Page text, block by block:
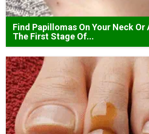
Find Papillomas On Your Neck Or
The First Stage Of...